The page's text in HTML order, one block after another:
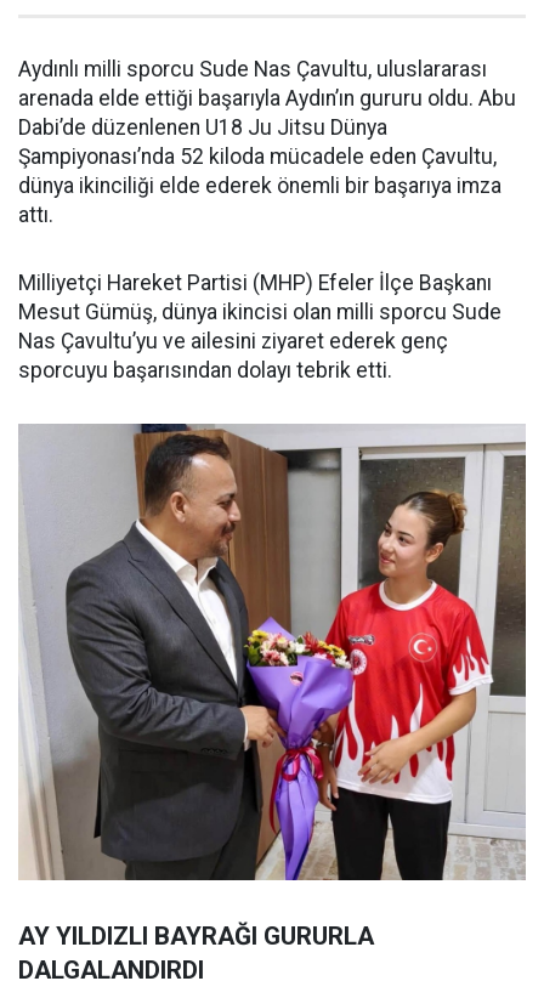
Aydınlı milli sporcu Sude Nas Çavultu, uluslararası
arenada elde ettiği başarıyla Aydın’ın gururu oldu. Abu
Dabi’de düzenlenen U18 Ju Jitsu Dünya
Şampiyonası’nda 52 kiloda mücadele eden Çavultu,
dünya ikinciliği elde ederek önemli bir başarıya imza
attı.
Milliyetçi Hareket Partisi (MHP) Efeler İlçe Başkanı
Mesut Gümüş, dünya ikincisi olan milli sporcu Sude
Nas Çavultu’yu ve ailesini ziyaret ederek genç
sporcuyu başarısından dolayı tebrik etti.
AY YILDIZLI BAYRAĞI GURURLA
DALGALANDIRDI